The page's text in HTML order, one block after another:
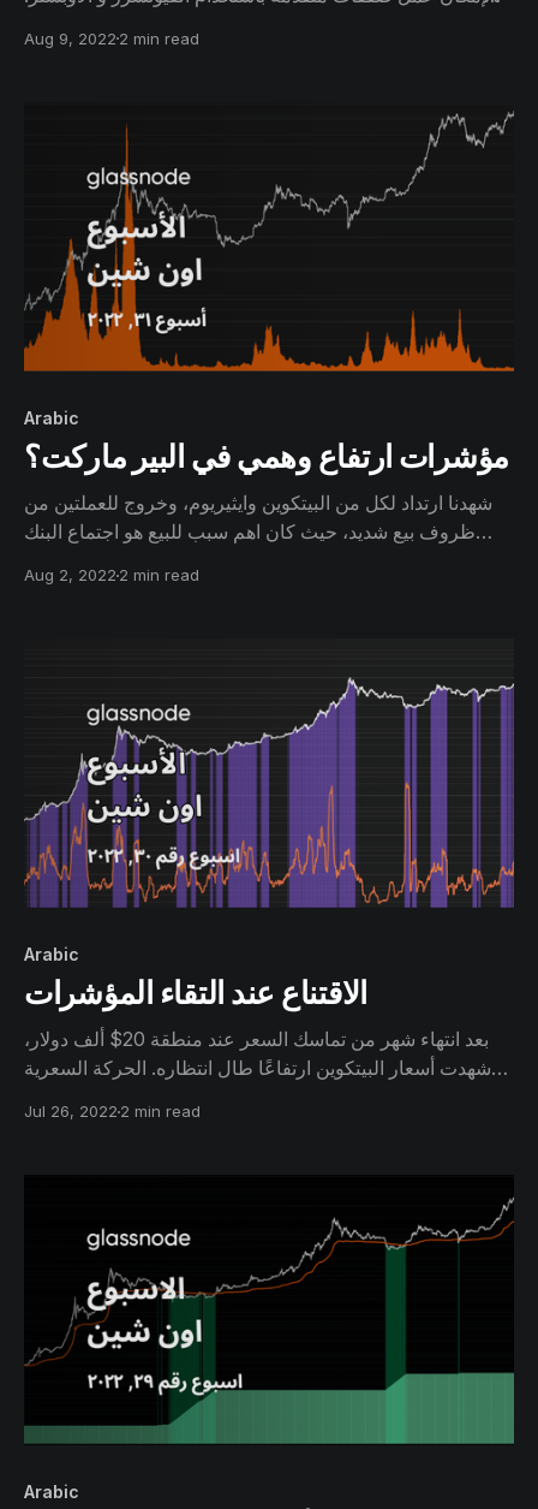
Aug 9, 2022 2 min read
Arabic
مؤشرات ارتفاع وهمي في البير ماركت؟
شهدنا ارتداد لكل من البيتكوين وايثيريوم، وخروج للعملتين من
ظروف بيع شديد، حيث كان اهم سبب للبيع هو اجتماع البنك
تتحول الانظار إلى التمعن في هذا الارتداد الصاعد و ما إذا كان
Aug 2, 2022 2 min read
Arabic
الاقتناع عند التقاء المؤشرات
بعد انتهاء شهر من تماسك السعر عند منطقة 20$ ألف دولار،
شهدت أسعار البيتكوين ارتفاعًا طال انتظاره. الحركة السعرية
بسبب المؤشرات الماكرو الطويلة المدى (عوامل اقتصاد
Jul 26, 2022 2 min read
Arabic